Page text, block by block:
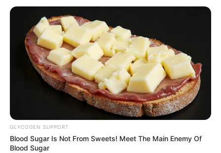
GLYCOGEN SUPPORT
Blood Sugar Is Not From Sweets! Meet The Main Enemy Of
Blood Sugar